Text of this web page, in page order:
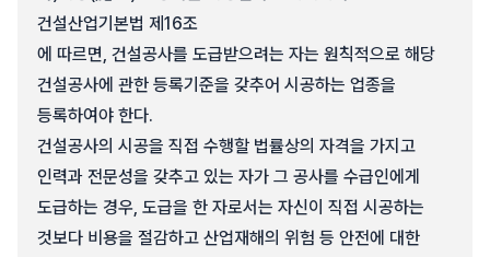
건설산업기본법 제16조
에 따르면, 건설공사를 도급받으려는 자는 원칙적으로 해당
건설공사에 관한 등록기준을 갖추어 시공하는 업종을
등록하여야 한다.
건설공사의 시공을 직접 수행할 법률상의 자격을 가지고
인력과 전문성을 갖추고 있는 자가 그 공사를 수급인에게
도급하는 경우, 도급을 한 자로서는 자신이 직접 시공하는
것보다 비용을 절감하고 산업재해의 위험 등 안전에 대한